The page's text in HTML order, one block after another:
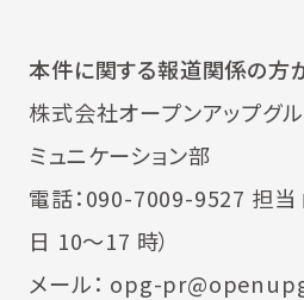
本件に関する報道関係の方
株式会社オープンアップグ
ミュニケーション部
電話：090-7009-9527 担当
日 10～17 時）
メール： opg-